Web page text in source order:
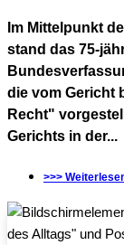
Im Mittelpunkt
stand das 75-
die vom Gericht
Recht"
Gerichts in der...
>>>